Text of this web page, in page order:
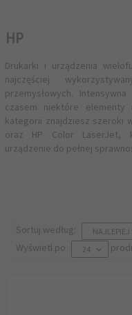
HP
Drukarki i urządzenia
najczęściej
przemysłowych.
czasem niektóre elementy
kategorii znajdziesz szeroki
oraz HP Color LaserJet,
urządzenie do pełnej
Sortuj według: sortNAJLEPIEJ
Wyświetl po 24